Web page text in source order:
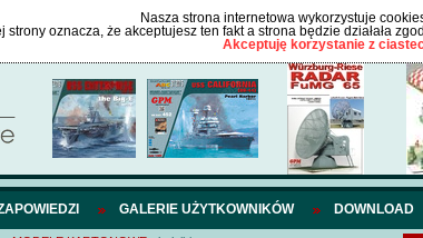
Nasza strona internetowa wykorzystuje
strony oznacza, że akceptujesz ten fakt a strona będzie działała
Akceptuję korzystanie z
GALERIE UŻYTKOWNIKÓW DOWNLOAD